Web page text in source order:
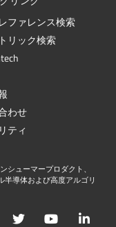
ファレンス検索
リック検索
わせ
ティ
シューマープロダクト、
導体および高度アルゴリ
TwitterYouTube